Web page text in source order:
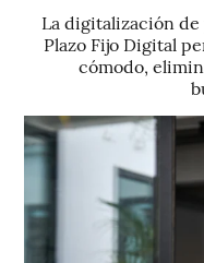
La digitalización
Plazo Fijo Digital
cómodo,